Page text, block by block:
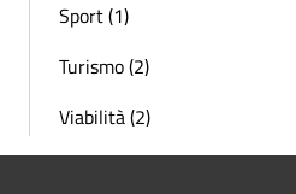
Sport (1)
Turismo (2)
Viabilità (2)